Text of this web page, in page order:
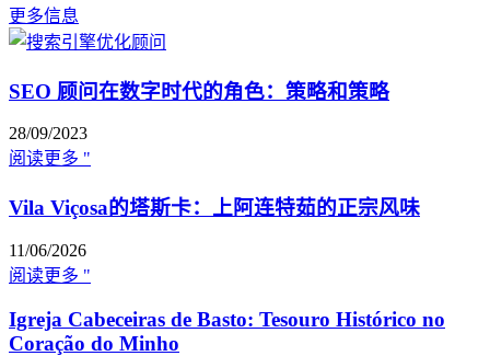
更多信息
SEO 顾问在数字时代的角色：策略和策略
28/09/2023
阅读更多 "
Vila Viçosa的塔斯卡：上阿连特茹的正宗风味
11/06/2026
阅读更多 "
Igreja Cabeceiras de Basto: Tesouro Histórico no
Coração do Minho